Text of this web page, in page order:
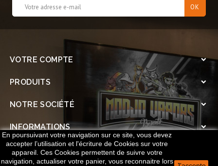
VOTRE COMPTE 
PRODUITS 
NOTRE SOCIÉTÉ 
INFORMATIONS 
SOCIAL
En poursuivant votre navigation sur ce site, vous devez
accepter l’utilisation et l'écriture de Cookies sur votre
appareil. Ces Cookies permettent de suivre votre
navigation, actualiser votre panier, vous reconnaitre lors